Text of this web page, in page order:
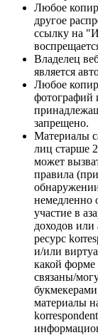
Любое
другое
ссылку на
Владелец
является
Любое
фотографий
запрещено.
Материалы
лиц старше
может
правила
немедленно
участие в
доходов
ресурс
и/или
какой форме
связаны/
материалы